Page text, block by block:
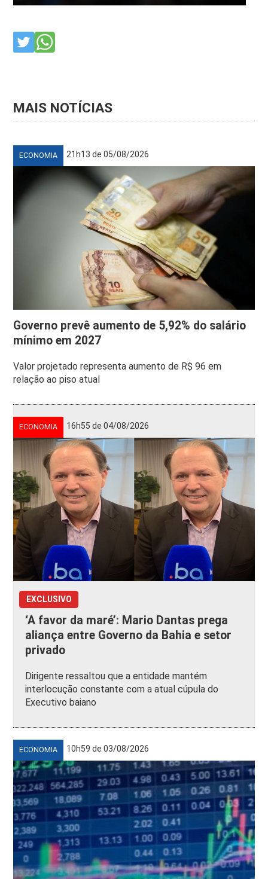
MAIS NOTÍCIAS
ECONOMIA 21h13 de 05/08/2026
Governo prevê aumento de 5,92% do salário
mínimo em 2027
Valor projetado representa aumento de R$ 96 em
relação ao piso atual
ECONOMIA 16h55 de 04/08/2026
EXCLUSIVO
‘A favor da maré’: Mario Dantas prega
aliança entre Governo da Bahia e setor
privado
Dirigente ressaltou que a entidade mantém
interlocução constante com a atual cúpula do
Executivo baiano
ECONOMIA 10h59 de 03/08/2026